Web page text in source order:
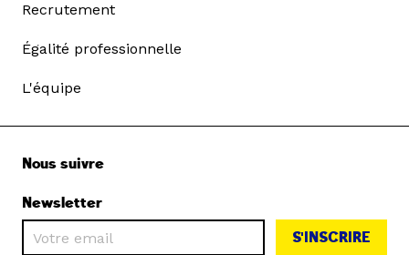
Recrutement
Égalité professionnelle
L'équipe
Nous suivre
Newsletter
S'INSCRIRE